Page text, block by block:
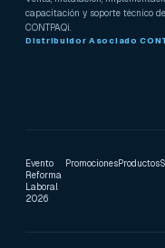
capacitación y soporte técnico
CONTPAQi.
Distribuidor Asociado
Evento
Reforma
Laboral
2026
PromocionesProductos